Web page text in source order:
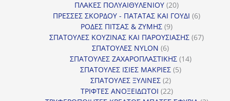
προϊόντα
ΠΛΑΚΕΣ ΠΟΛΥΑΙΘΥΛΕΝΙΟΥ 2020
προϊόντα
ΠΡΕΣΣΕΣ ΣΚΟΡΔΟΥ - ΠΑΤΑΤΑΣ ΚΑΙ ΓΟΥΔΙ 66
ΡΟΔΕΣ ΠΙΤΣΑΣ & ΖΥΜΗΣ 99
προϊόντα
ΣΠΑΤΟΥΛΕΣ ΚΟΥΖΙΝΑΣ ΚΑΙ ΠΑΡΟΥΣΙΑΣΗΣ 6767
ΣΠΑΤΟΥΛΕΣ NYLON 66
προϊόντα
ΣΠΑΤΟΥΛΕΣ ΖΑΧΑΡΟΠΛΑΣΤΙΚΗΣ 1414
ΣΠΑΤΟΥΛΕΣ ΙΣΙΕΣ ΜΑΚΡΙΕΣ 55
ΣΠΑΤΟΥΛΕΣ ΞΥΛΙΝΕΣ 22
προϊόντα
ΤΡΙΦΤΕΣ ΑΝΟΞΕΙΔΩΤΟΙ 2222